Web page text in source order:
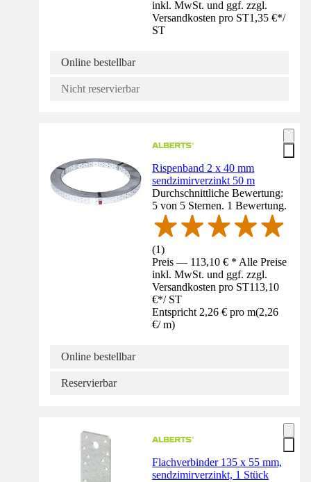
inkl. MwSt. und ggf. zzgl.
Versandkosten pro ST1,35 €*/
ST
Online bestellbar
Nicht reservierbar
Rispenband 2 x 40 mm
sendzimirverzinkt 50 m
Durchschnittliche Bewertung:
5 von 5 Sternen. 1 Bewertung.
(1)
Preis — 113,10 € * Alle Preise
inkl. MwSt. und ggf. zzgl.
Versandkosten pro ST113,10
€*/ ST
Entspricht 2,26 € pro m(2,26
€/ m)
Online bestellbar
Reservierbar
Flachverbinder 135 x 55 mm,
sendzimirverzinkt, 1 Stück